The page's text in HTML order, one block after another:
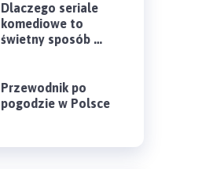
Dlaczego seriale
komediowe to
świetny sposób …
Przewodnik po
pogodzie w Polsce